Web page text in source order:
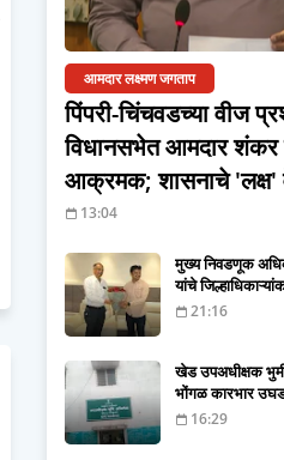
आमदार लक्ष्मण जगताप
पिंपरी-चिंचवडच्या वीज
विधानसभेत आमदार शंकर
आक्रमक; शासनाचे
13:04
मुख्य निवडणूक
यांचे
21:16
खेड उपअधीक्षक
भोंगळ कारभार
16:29